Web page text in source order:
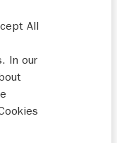
MOET
All
In our